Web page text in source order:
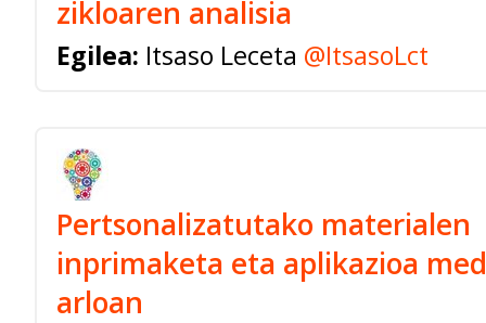
zikloaren analisia
Egilea: Itsaso Leceta @ItsasoLct
Pertsonalizatutako materialen
inprimaketa eta aplikazioa
arloan